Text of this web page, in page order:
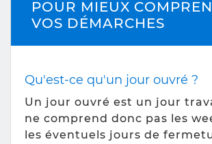
POUR MIEUX
VOS DÉMARCHES
Qu'est-ce qu'un jour ouvré ?
Un jour ouvré est un jour
ne comprend donc pas les
les éventuels jours de